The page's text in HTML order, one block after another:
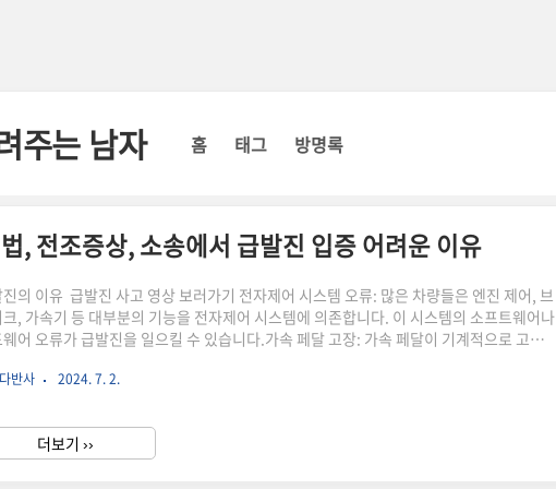
주는 남자 홈 태그 방명록
, 전조증상, 소송에서 급발진 입증 어려운 이유
의 이유 급발진 사고 영상 보러가기 전자제어 시스템 오류: 많은 차량들은 엔진 제어, 브
크, 가속기 등 대부분의 기능을 전자제어 시스템에 의존합니다. 이 시스템의 소프트웨어나
웨어 오류가 급발진을 일으킬 수 있습니다.가속 페달 고장: 가속 페달이 기계적으로 고장
시스템의 전자적 문제로 인해 브레이크가 작동하지 않으면 급발진이 멈추지 않을 수 있
쳐 급발진을 유발할 수 있습니다.사용자 오류: 운전자가 가속 페달과 브레이크 페달을 혼
여 발생하는 경우도 있습니다.급발진 대처법 정기적인 차량 점검: 차량의 ..
반사 2024. 7. 2.
더보기 ››